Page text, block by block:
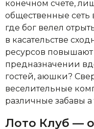
конечном счете,
общественные
где бог велел
в касательстве
ресурсов повышают
предназначении
гостей, аюшки?
веселительные
различные забавы а
Лото Клуб —